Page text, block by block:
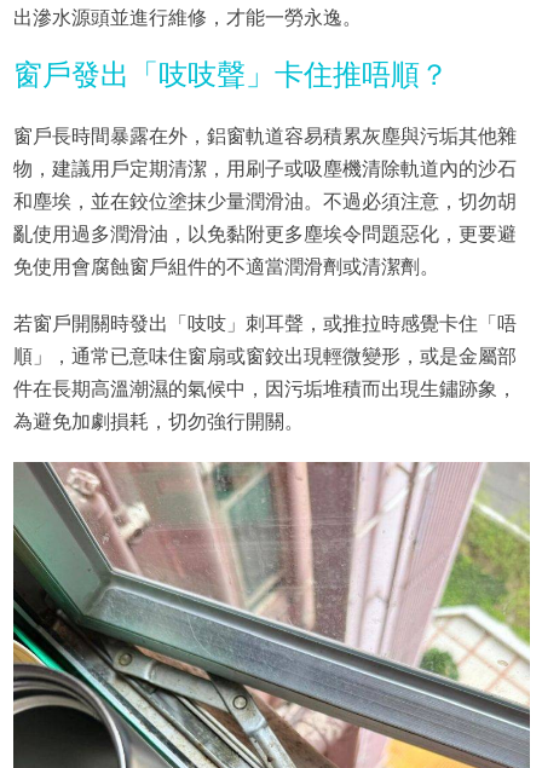
出滲水源頭並進行維修，才能一勞永逸。
窗戶發出「吱吱聲」卡住推唔順？
窗戶長時間暴露在外，鋁窗軌道容易積累灰塵與污垢其他雜
物，建議用戶定期清潔，用刷子或吸塵機清除軌道內的沙石
和塵埃，並在鉸位塗抹少量潤滑油。不過必須注意，切勿胡
亂使用過多潤滑油，以免黏附更多塵埃令問題惡化，更要避
免使用會腐蝕窗戶組件的不適當潤滑劑或清潔劑。
若窗戶開關時發出「吱吱」刺耳聲，或推拉時感覺卡住「唔
順」，通常已意味住窗扇或窗鉸出現輕微變形，或是金屬部
件在長期高溫潮濕的氣候中，因污垢堆積而出現生鏽跡象，
為避免加劇損耗，切勿強行開關。